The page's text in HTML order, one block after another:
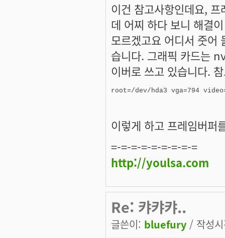
이건 참고사항인데요,
데 어찌 하다 보니 해결
모르겠고요 어디서 줏어
습니다. 그래픽 카드는
이버로 쓰고 있습니다.
이렇게 하고 프레임버퍼
=-=-=-=-=-=-=-=-=
http://youlsa.com
Re: 캬캬캬..
글쓴이: bluefury / 작성